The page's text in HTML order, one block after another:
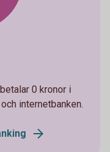
0 kronor i
internetbanken.